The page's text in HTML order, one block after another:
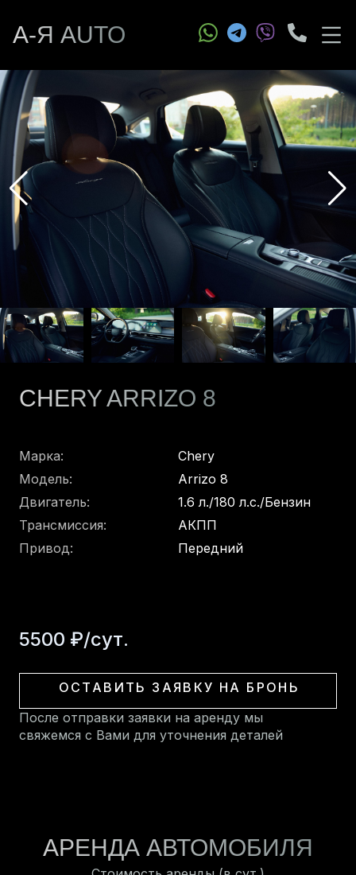
А-Я AUTO
CHERYARRIZO 8
Марка:
Chery
Модель:
Arrizo 8
Двигатель:
1.6 л./180 л.с./Бензин
Трансмиссия:
АКПП
Привод:
Передний
5500 ₽/сут.
ОСТАВИТЬ ЗАЯВКУ НА БРОНЬ
После отправки заявки на аренду мы
свяжемся с Вами для уточнения деталей
АРЕНДА АВТОМОБИЛЯ